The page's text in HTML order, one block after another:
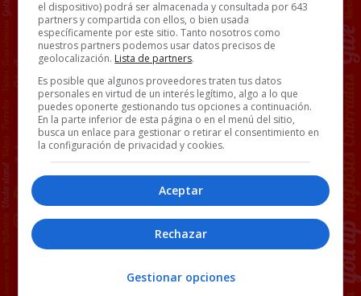
el dispositivo) podrá ser almacenada y consultada por 643
partners y compartida con ellos, o bien usada
específicamente por este sitio. Tanto nosotros como
nuestros partners podemos usar datos precisos de
geolocalización. Lista de partners.
Es posible que algunos proveedores traten tus datos
personales en virtud de un interés legítimo, algo a lo que
puedes oponerte gestionando tus opciones a continuación.
En la parte inferior de esta página o en el menú del sitio,
busca un enlace para gestionar o retirar el consentimiento en
la configuración de privacidad y cookies.
Aceptar
Rechazar
Gestionar opciones